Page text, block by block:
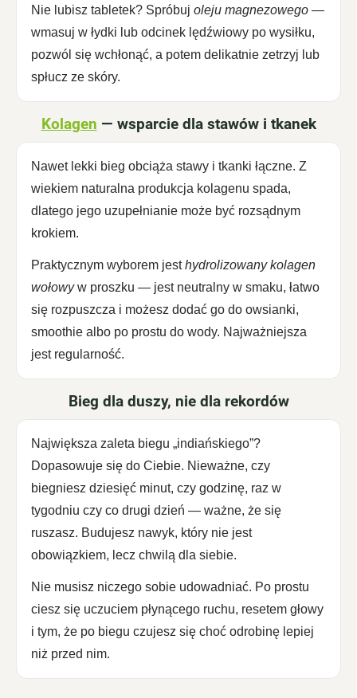
Nie lubisz tabletek? Spróbuj oleju magnezowego —
wmasuj w łydki lub odcinek lędźwiowy po wysiłku,
pozwól się wchłonąć, a potem delikatnie zetrzyj lub
spłucz ze skóry.
Kolagen — wsparcie dla stawów i tkanek
Nawet lekki bieg obciąża stawy i tkanki łączne. Z
wiekiem naturalna produkcja kolagenu spada,
dlatego jego uzupełnianie może być rozsądnym
krokiem.
Praktycznym wyborem jesthydrolizowany kolagen
wołowyw proszku — jest neutralny w smaku, łatwo
się rozpuszcza i możesz dodać go do owsianki,
smoothie albo po prostu do wody. Najważniejsza
jest regularność.
Bieg dla duszy, nie dla rekordów
Największa zaleta biegu „indiańskiego”?
Dopasowuje się do Ciebie. Nieważne, czy
biegniesz dziesięć minut, czy godzinę, raz w
tygodniu czy co drugi dzień — ważne, że się
ruszasz. Budujesz nawyk, który nie jest
obowiązkiem, lecz chwilą dla siebie.
Nie musisz niczego sobie udowadniać. Po prostu
ciesz się uczuciem płynącego ruchu, resetem głowy
i tym, że po biegu czujesz się choć odrobinę lepiej
niż przed nim.